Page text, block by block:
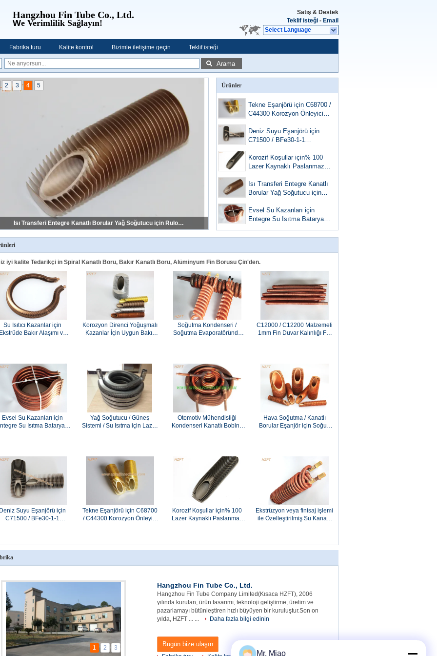
Hangzhou Fin Tube Co., Ltd.
We Verimlilik Sağlayın!
Satış & Destek
Teklif isteği - Email
Select Language
Fabrika turu Kalite kontrol Bizimle iletişime geçin Teklif isteği
Arama
Evsel Su Kazanları için Entegre Su Isıtma Bataryası Direnç korozyonu
2 3 4 5 Ürünler
Tekne Eşanjörü için C68700 /
C44300 Korozyon Önleyici
Boru
Deniz Suyu Eşanjörü için
C71500 / BFe30-1-1
Nikel Spiral Kanatlı Boru
Korozif Koşullar için% 100
Lazer Kaynaklı Paslanmaz
Isı Transferi Entegre Kanatlı
Borular Yağ Soğutucu için
Çap
Evsel Su Kazanları için
Entegre Su Isıtma Bataryası
iyi kalite Tedarikçi in Spiral Kanatlı Boru, Bakır Kanatlı Boru, Alüminyum Fin Borusu Çin'den.
Su Isıtıcı Kazanlar için
Bakır Alaşımı ve
Korozyon Direnci Yoğuşmalı
Kazanlar İçin Uygun Bakır
Soğutma Kondenseri /
Soğutma Evaporatöründe
C12000 / C12200 Malzemeli
1mm Fin Duvar Kalınlığı Fin
Evsel Su Kazanları için
Su Isıtma Bataryası
Yağ Soğutucu / Güneş
Sistemi / Su Isıtma için Lazer
Otomotiv Mühendisliği
Kondenseri Kanatlı Bobinli
Hava Soğutma / Kanatlı
Borular Eşanjör için Soğuk
Suyu Eşanjörü için
C71500 / BFe30-1-1
Tekne Eşanjörü için C68700
/ C44300 Korozyon Önleyici
Korozif Koşullar için% 100
Lazer Kaynaklı Paslanmaz
Ekstrüzyon veya finisaj işlemi
ile Özelleştirilmiş Su Kanatlı
1 2 3
Hangzhou Fin Tube Co., Ltd.
Hangzhou Fin Tube Company Limited(Kısaca HZFT), 2006
yılında kurulan, ürün tasarımı, teknoloji geliştirme, üretim ve
pazarlamayı bütünleştiren hızlı büyüyen bir kuruluştur.Son on
yılda, HZFT ... ...
Daha fazla bilgi edinin
Bugün bize ulaşın
Mr. Miao